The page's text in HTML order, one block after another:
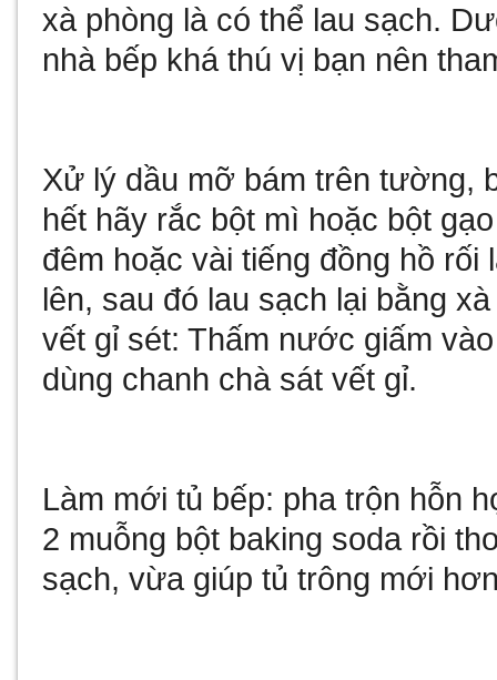
xà phòng là có thể lau sạch.
nhà bếp khá thú vị bạn nên
Xử lý dầu mỡ bám trên tường,
hết hãy rắc bột mì hoặc bột
đêm hoặc vài tiếng đồng hồ
lên, sau đó lau sạch lại bằng
vết gỉ sét: Thấm nước giấm
dùng chanh chà sát vết gỉ.
Làm mới tủ bếp: pha trộn hỗn
2 muỗng bột baking soda rồi
sạch, vừa giúp tủ trông mới